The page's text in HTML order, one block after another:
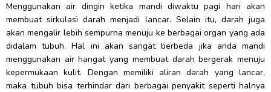
Menggunakan air dingin ketika mandi diwaktu pagi hari akan
membuat sirkulasi darah menjadi lancar. Selain itu, darah juga
akan mengalir lebih sempurna menuju ke berbagai organ yang ada
didalam tubuh. Hal ini akan sangat berbeda jika anda mandi
menggunakan air hangat yang membuat darah bergerak menuju
kepermukaan kulit. Dengan memiliki aliran darah yang lancar,
maka tubuh bisa terhindar dari berbagai penyakit seperti halnya